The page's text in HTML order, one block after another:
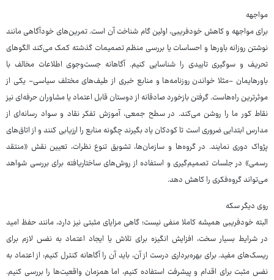
مواجهه
برای مواجهه و کاهش خودفریبی، اولین گام شناخت آن است. تمرین‌های خودآگاهی مانند
نوشتن روزانه باورها و احساسات یا بررسی منظم تصمیمات گذشته کمک می‌کند الگوهای
تحریف و سوگیری تاییدی را شناسایی کنیم. آگاهانه جست‌وجوی اطلاعات مخالف با
باورهایمان -مثلا خواندن روزنامه‌ها و منابع خبری از طیف‌های مختلف سیاسی- یکی از
موثرترین راه‌هاست. گرفتن بازخورد صادقانه از دوستان قابل اعتماد یا مشاوران حرفه‌ای نیز
نقاط کور ما را روشن می‌کند. در سطح جمعی، آموزش تفکر نقاد و سواد رسانه‌ای از
مدارس ابتدایی ضروری است تا کودکان یاد بگیرند چگونه منابع را ارزیابی کنند و از اتاق‌های
پژواک دوری نمایند. در گروه‌ها و سازمان‌ها، تشویق تنوع نظرات، تعیین نقش «منتقد
رسمی» در جلسات تصمیم‌گیری و استفاده از روش‌های ساختاریافته برای بررسی شواهد
می‌تواند گروه‌فکری را کاهش دهد.
روی دیگر سکه
البته خودفریبی همیشه کاملا منفی نیست؛ گاهی مزایای مثبتی نیز دارد، مانند حفظ امید
در شرایط بسیار سخت، افزایش انگیزه برای تلاش یا ایجاد اعتماد به نفس لازم برای
ریسک‌های مفید. برای بهره‌برداری درست از آن، باید آن را آگاهانه کنترل کنیم: از اعتماد به
نفس مثبت برای اقدام و پیشرفت استفاده کنیم، اما همزمان واقعیت‌ها را بررسی کنیم.